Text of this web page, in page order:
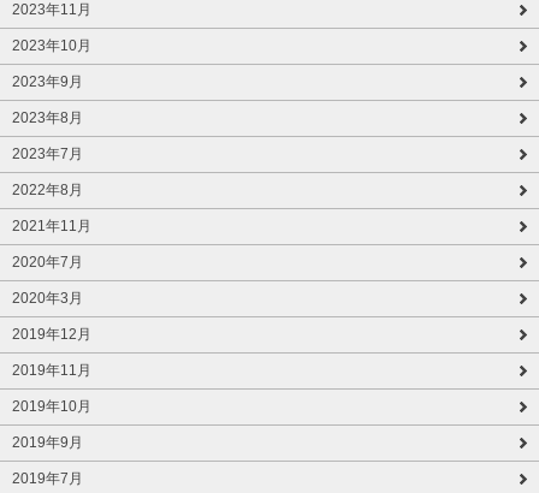
2023年11月
2023年10月
2023年9月
2023年8月
2023年7月
2022年8月
2021年11月
2020年7月
2020年3月
2019年12月
2019年11月
2019年10月
2019年9月
2019年7月